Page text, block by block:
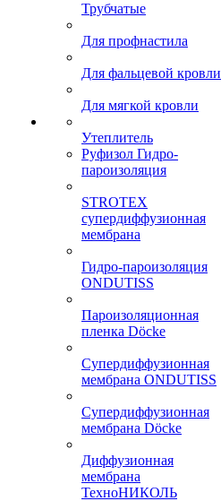
Трубчатые
Для профнастила
Для фальцевой кровли
Для мягкой кровли
Утеплитель
Руфизол Гидро-
пароизоляция
STROTEX
супердиффузионная
мембрана
Гидро-пароизоляция
ONDUTISS
Пароизоляционная
пленка Döcke
Супердиффузионная
мембрана ONDUTISS
Супердиффузионная
мембрана Döcke
Диффузионная
мембрана
ТехноНИКОЛЬ